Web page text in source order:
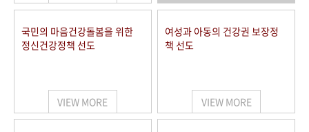
국민의 마음건강돌봄을 위한
정신건강정책 선도
VIEW MORE
여성과 아동의 건강권 보장정
책 선도
VIEW MORE